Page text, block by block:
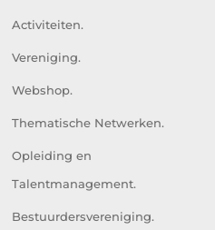
Activiteiten.
Vereniging.
Webshop.
Thematische Netwerken.
Opleiding en
Talentmanagement.
Bestuurdersvereniging.